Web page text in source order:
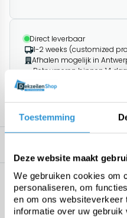
Toestemming
Deze website maakt
We gebruiken cookies om
personaliseren, om
en om ons websiteverkeer
informatie over uw
Direct leverbaar
1-2 weeks (customized
Afhalen mogelijk in
Retourneren binnen 14
1195+ klanten geven ons
Specificaties
Geen specificaties beschikbaar.